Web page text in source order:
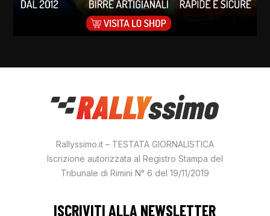
Rallyssimo.it – TESTATA GIORNALISTICA
Iscrizione autorizzata al Registro Stampa del
Tribunale di Rimini N° 6 del 19/11/2019
ISCRIVITI ALLA NEWSLETTER